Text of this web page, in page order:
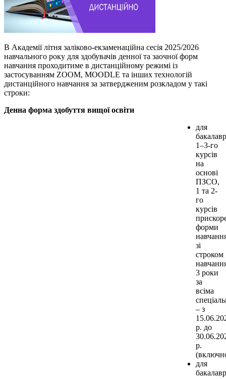
В Академії літня заліково-екзаменаційна сесія 2025/2026
навчального року для здобувачів денної та заочної форм
навчання проходитиме в дистанційному режимі із
застосуванням ZOOM, MOODLE та інших технологій
дистанційного навчання за затвердженим розкладом у такі
строки:
Денна форма здобуття вищої освіти
для
1–3-го
курсів
на
основі
ПЗСО,
1 та 2-
го
курсів
форми
зі
строком
3 роки
за
всіма
– з
р. до
р.
для